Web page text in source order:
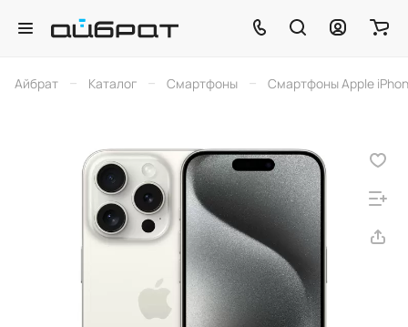
Айбрат – Каталог – Смартфоны – Смартфоны Apple